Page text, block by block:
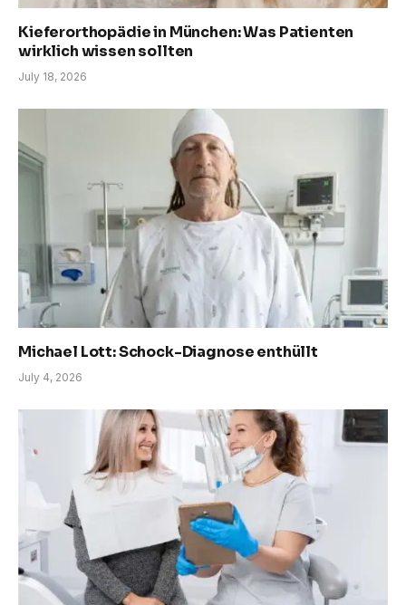
Kieferorthopädie in München: Was Patienten
wirklich wissen sollten
July 18, 2026
Michael Lott: Schock-Diagnose enthüllt
July 4, 2026